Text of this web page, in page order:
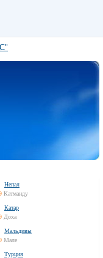
Непал
Катманду
Катар
Доха
Мальдивы
Мале
Турция